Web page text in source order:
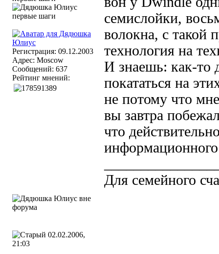
Регистрация: 09.12.2003
Адрес: Moscow
Сообщений: 637
Рейтинг мнений:
семислойки,
волокна, с такой
технология на
И знаешь: как-то
покататься на
не потому что
вы завтра
что
информационного
Для семейного
02.02.2006,
21:03